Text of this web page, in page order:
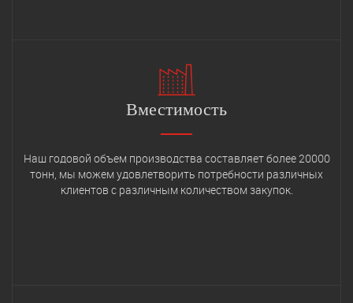
Вместимость
Наш годовой объем производства составляет более 20000
тонн, мы можем удовлетворить потребности различных
клиентов с различным количеством закупок.